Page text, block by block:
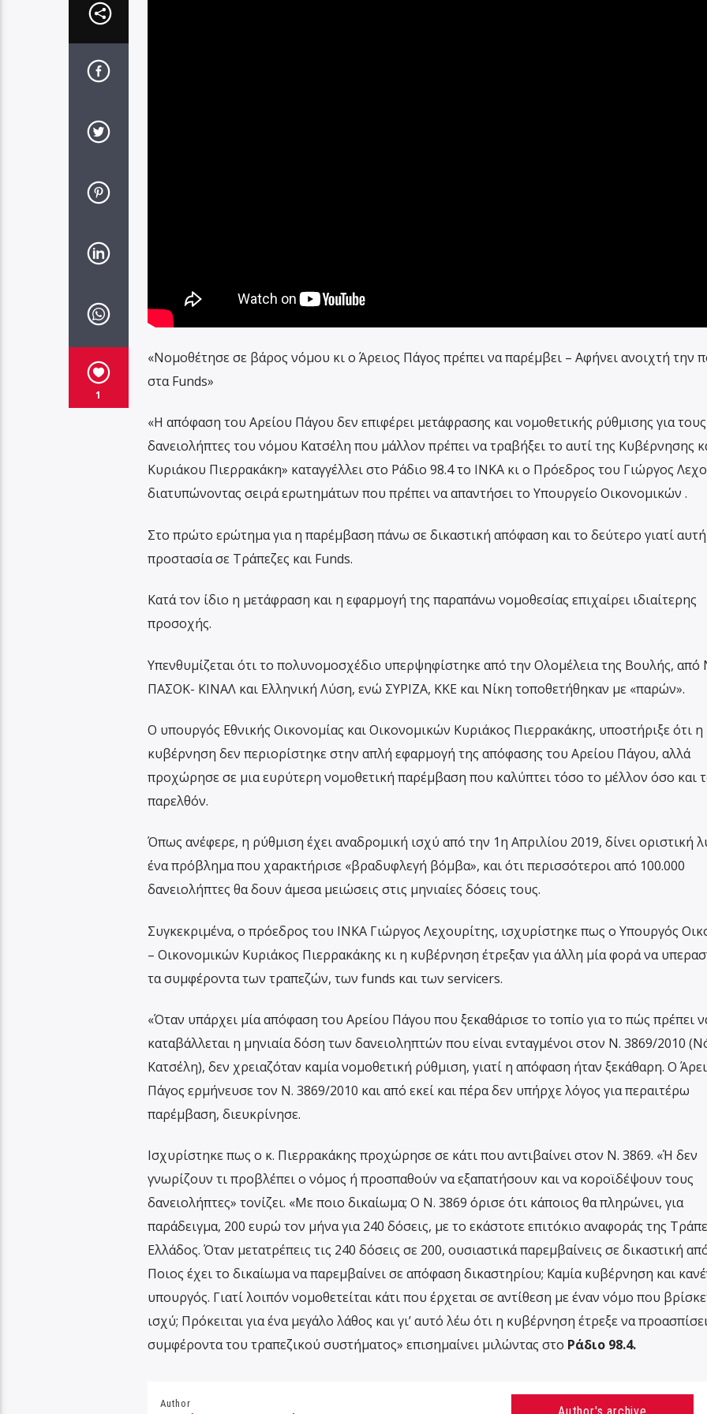
1
«Νομοθέτησε σε βάρος νόμου κι ο Άρειος Πάγος πρέπει να παρέμβει – Αφήνει ανοιχτή την
στα Funds»
«Η απόφαση του Αρείου Πάγου δεν επιφέρει μετάφρασης και νομοθετικής ρύθμισης για τους
δανειολήπτες του νόμου Κατσέλη που μάλλον πρέπει να τραβήξει το αυτί της Κυβέρνησης
Κυριάκου Πιερρακάκη» καταγγέλλει στο Ράδιο 98.4 το ΙΝΚΑ κι ο Πρόεδρος του Γιώργος
διατυπώνοντας σειρά ερωτημάτων που πρέπει να απαντήσει το Υπουργείο Οικονομικών .
Στο πρώτο ερώτημα για η παρέμβαση πάνω σε δικαστική απόφαση και το δεύτερο γιατί
προστασία σε Τράπεζες και Funds.
Κατά τον ίδιο η μετάφραση και η εφαρμογή της παραπάνω νομοθεσίας επιχαίρει ιδιαίτερης
προσοχής.
Υπενθυμίζεται ότι το πολυνομοσχέδιο υπερψηφίστηκε από την Ολομέλεια της Βουλής, από
ΠΑΣΟΚ- ΚΙΝΑΛ και Ελληνική Λύση, ενώ ΣΥΡΙΖΑ, ΚΚΕ και Νίκη τοποθετήθηκαν με «παρών».
Ο υπουργός Εθνικής Οικονομίας και Οικονομικών Κυριάκος Πιερρακάκης, υποστήριξε ότι η
κυβέρνηση δεν περιορίστηκε στην απλή εφαρμογή της απόφασης του Αρείου Πάγου, αλλά
προχώρησε σε μια ευρύτερη νομοθετική παρέμβαση που καλύπτει τόσο το μέλλον όσο και
παρελθόν.
Όπως ανέφερε, η ρύθμιση έχει αναδρομική ισχύ από την 1η Απριλίου 2019, δίνει οριστική
ένα πρόβλημα που χαρακτήρισε «βραδυφλεγή βόμβα», και ότι περισσότεροι από 100.000
δανειολήπτες θα δουν άμεσα μειώσεις στις μηνιαίες δόσεις τους.
Συγκεκριμένα, ο πρόεδρος του ΙΝΚΑ Γιώργος Λεχουρίτης, ισχυρίστηκε πως ο Υπουργός
– Οικονομικών Κυριάκος Πιερρακάκης κι η κυβέρνηση έτρεξαν για άλλη μία φορά να
τα συμφέροντα των τραπεζών, των funds και των servicers.
«Όταν υπάρχει μία απόφαση του Αρείου Πάγου που ξεκαθάρισε το τοπίο για το πώς πρέπει
καταβάλλεται η μηνιαία δόση των δανειοληπτών που είναι ενταγμένοι στον Ν. 3869/2010
Κατσέλη), δεν χρειαζόταν καμία νομοθετική ρύθμιση, γιατί η απόφαση ήταν ξεκάθαρη. Ο
Πάγος ερμήνευσε τον Ν. 3869/2010 και από εκεί και πέρα δεν υπήρχε λόγος για περαιτέρω
παρέμβαση, διευκρίνησε.
Ισχυρίστηκε πως ο κ. Πιερρακάκης προχώρησε σε κάτι που αντιβαίνει στον Ν. 3869. «Ή δεν
γνωρίζουν τι προβλέπει ο νόμος ή προσπαθούν να εξαπατήσουν και να κοροϊδέψουν τους
δανειολήπτες» τονίζει. «Με ποιο δικαίωμα; Ο Ν. 3869 όρισε ότι κάποιος θα πληρώνει, για
παράδειγμα, 200 ευρώ τον μήνα για 240 δόσεις, με το εκάστοτε επιτόκιο αναφοράς της
Ελλάδος. Όταν μετατρέπεις τις 240 δόσεις σε 200, ουσιαστικά παρεμβαίνεις σε δικαστική
Ποιος έχει το δικαίωμα να παρεμβαίνει σε απόφαση δικαστηρίου; Καμία κυβέρνηση και
υπουργός. Γιατί λοιπόν νομοθετείται κάτι που έρχεται σε αντίθεση με έναν νόμο που
ισχύ; Πρόκειται για ένα μεγάλο λάθος και γι’ αυτό λέω ότι η κυβέρνηση έτρεξε να
συμφέροντα του τραπεζικού συστήματος» επισημαίνει μιλώντας στο Ράδιο 98.4.
Author